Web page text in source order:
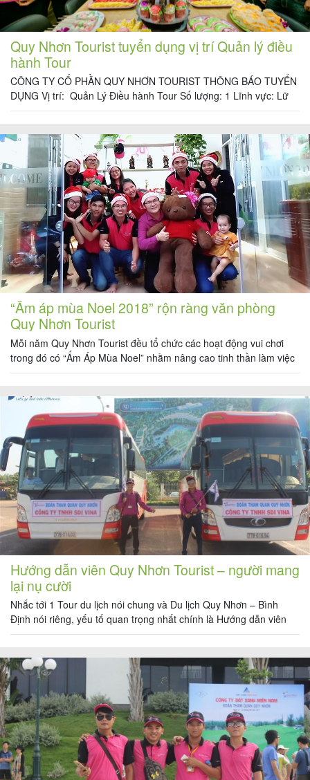
Quy Nhơn Tourist tuyển dụng vị trí Quản lý điều
hành Tour
CÔNG TY CỔ PHẦN QUY NHƠN TOURIST THÔNG BÁO TUYỂN
DỤNG Vị trí: Quản Lý Điều hành Tour Số lượng: 1 Lĩnh vực: Lữ
hành nội địa và quốc tế Địa điểm làm việc: 51/1 Hà Huy Tập, Tòa
Bình Định Thời gian làm việc: […]
“Ấm áp mùa Noel 2018” rộn ràng văn phòng
Quy Nhơn Tourist
Mỗi năm Quy Nhơn Tourist đều tổ chức các hoạt động vui chơi
trong đó có “Ấm Áp Mùa Noel” nhằm nâng cao tinh thần làm việc
đoàn kết, môi trường làm việc thân thiện thoải mái và chuyên
bắt đầu từ những […]
Hướng dẫn viên Quy Nhơn Tourist – người mang
lại nụ cười
Nhắc tới 1 Tour du lịch nói chung và Du lịch Quy Nhơn – Bình
Định nói riêng, yếu tố quan trọng nhất chính là Hướng dẫn viên
du lịch, người luôn đồng hành đoàn suốt chuyến đi, tạo tiếng cười,
Hướng dẫn […]